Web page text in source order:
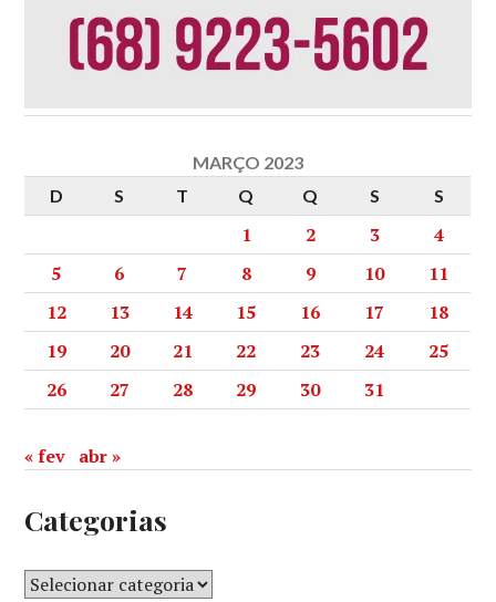
MARÇO 2023
D
S T Q Q S S
1 2 3
4
5
6 7 8 9 10
11
12
13 14 15 16 17
18
19
20 21 22 23 24
25
26
27 28 29 30 31
« fev abr »
Categorias